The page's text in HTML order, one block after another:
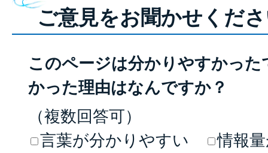
ご意見をお聞かせくだ
このページは分かりやすかっ
かった理由はなんですか？
（複数回答可）
言葉が分かりやすい
情報